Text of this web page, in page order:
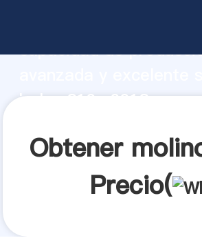
capacidad de
bolas 310m0013
Obtener
Precio(